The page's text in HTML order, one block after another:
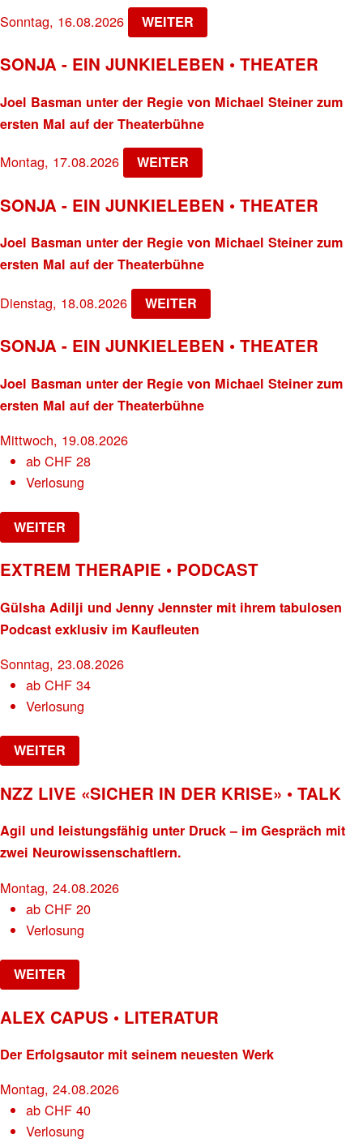
Sonntag, 16.08.2026 WEITER
SONJA - EIN JUNKIELEBEN • THEATER
Joel Basman unter der Regie von Michael Steiner zum
ersten Mal auf der Theaterbühne
Montag, 17.08.2026 WEITER
SONJA - EIN JUNKIELEBEN • THEATER
Joel Basman unter der Regie von Michael Steiner zum
ersten Mal auf der Theaterbühne
Dienstag, 18.08.2026 WEITER
SONJA - EIN JUNKIELEBEN • THEATER
Joel Basman unter der Regie von Michael Steiner zum
ersten Mal auf der Theaterbühne
Mittwoch, 19.08.2026
abCHF 28
Verlosung
WEITER
EXTREM THERAPIE • PODCAST
Gülsha Adilji und Jenny Jennster mit ihrem tabulosen
Podcast exklusiv im Kaufleuten
Sonntag, 23.08.2026
abCHF 34
Verlosung
WEITER
NZZ LIVE «SICHER IN DER KRISE» • TALK
Agil und leistungsfähig unter Druck – im Gespräch mit
zwei Neurowissenschaftlern.
Montag, 24.08.2026
abCHF 20
Verlosung
WEITER
ALEX CAPUS • LITERATUR
Der Erfolgsautor mit seinem neuesten Werk
Montag, 24.08.2026
abCHF 40
Verlosung